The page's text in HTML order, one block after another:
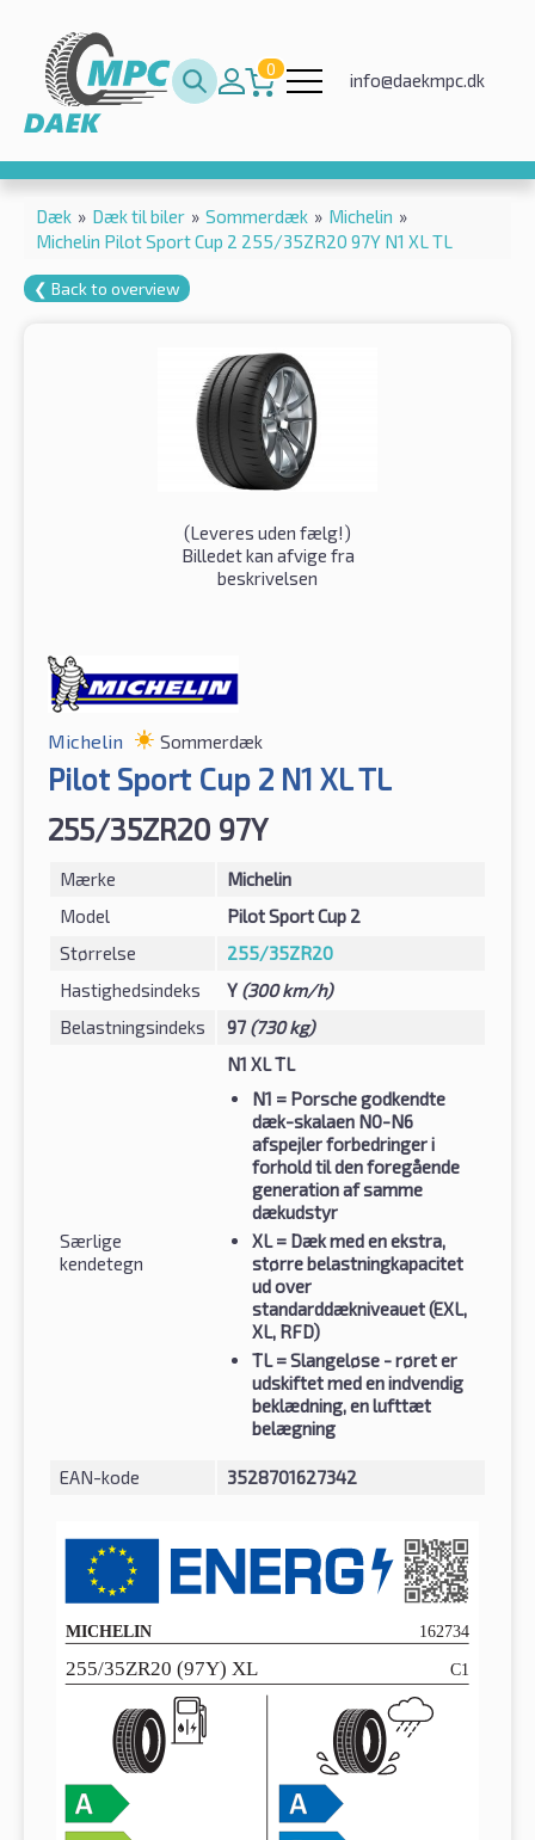
0
info@daekmpc.dk
Dæk » Dæk til biler » Sommerdæk » Michelin »
Michelin Pilot Sport Cup 2 255/35ZR20 97Y N1 XL TL
❮ Back to overview
(Leveres uden fælg!)
Billedet kan afvige fra
beskrivelsen
Michelin Sommerdæk
Pilot Sport Cup 2 N1 XL TL
255/35ZR20 97Y
Mærke
Michelin
Model
Pilot Sport Cup 2
Størrelse
255/35ZR20
Hastighedsindeks
Y (300 km/h)
Belastningsindeks
97 (730 kg)
Særlige
kendetegn
N1 XL TL
N1 = Porsche godkendte
dæk-skalaen N0-N6
afspejler forbedringer i
forhold til den foregående
generation af samme
dækudstyr
XL= Dæk med en ekstra,
større belastningkapacitet
ud over
standarddækniveauet (EXL,
XL, RFD)
TL= Slangeløse - røret er
udskiftet med en indvendig
beklædning, en lufttæt
belægning
EAN-kode 3528701627342